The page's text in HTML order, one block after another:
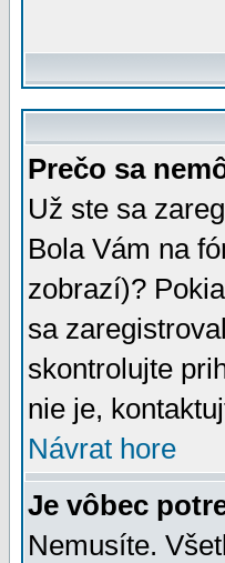
Prečo sa
Už ste sa
Bola Vám na
zobrazí)?
sa
skontrolujte
nie je,
Návrat hore
Je vôbec
Nemusíte.